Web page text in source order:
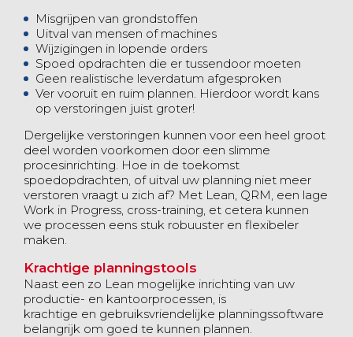
Misgrijpen van grondstoffen
Uitval van mensen of machines
Wijzigingen in lopende orders
Spoed opdrachten die er tussendoor moeten
Geen realistische leverdatum afgesproken
Ver vooruit en ruim plannen. Hierdoor wordt kans
op verstoringen juist groter!
Dergelijke verstoringen kunnen voor een heel groot
deel worden voorkomen door een slimme
procesinrichting. Hoe in de toekomst
spoedopdrachten, of uitval uw planning niet meer
verstoren vraagt u zich af? Met Lean, QRM, een lage
Work in Progress, cross-training, et cetera kunnen
we processen eens stuk robuuster en flexibeler
maken.
Krachtige planningstools
Naast een zo Lean mogelijke inrichting van uw
productie- en kantoorprocessen, is
krachtige en gebruiksvriendelijke planningssoftware
belangrijk om goed te kunnen plannen.